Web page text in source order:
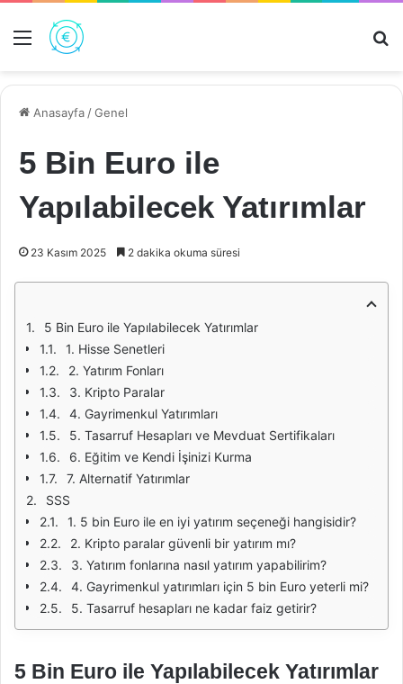
Menü
Anasayfa /Genel
5 Bin Euro ile
Yapılabilecek Yatırımlar
23 Kasım 2025 2 dakika okuma süresi
5 Bin Euro ile Yapılabilecek Yatırımlar
1. Hisse Senetleri
2. Yatırım Fonları
3. Kripto Paralar
4. Gayrimenkul Yatırımları
5. Tasarruf Hesapları ve Mevduat Sertifikaları
6. Eğitim ve Kendi İşinizi Kurma
7. Alternatif Yatırımlar
SSS
1. 5 bin Euro ile en iyi yatırım seçeneği hangisidir?
2. Kripto paralar güvenli bir yatırım mı?
3. Yatırım fonlarına nasıl yatırım yapabilirim?
4. Gayrimenkul yatırımları için 5 bin Euro yeterli mi?
5. Tasarruf hesapları ne kadar faiz getirir?
5 Bin Euro ile Yapılabilecek Yatırımlar